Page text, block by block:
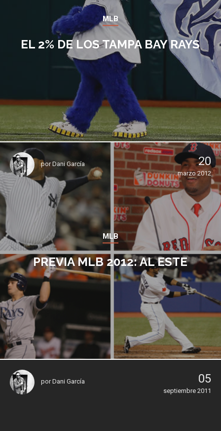
MLB
EL 2% DE LOS TAMPA BAY RAYS
porDani García 20
marzo 2012
MLB
PREVIA MLB 2012: AL ESTE
porDani García 05
septiembre 2011